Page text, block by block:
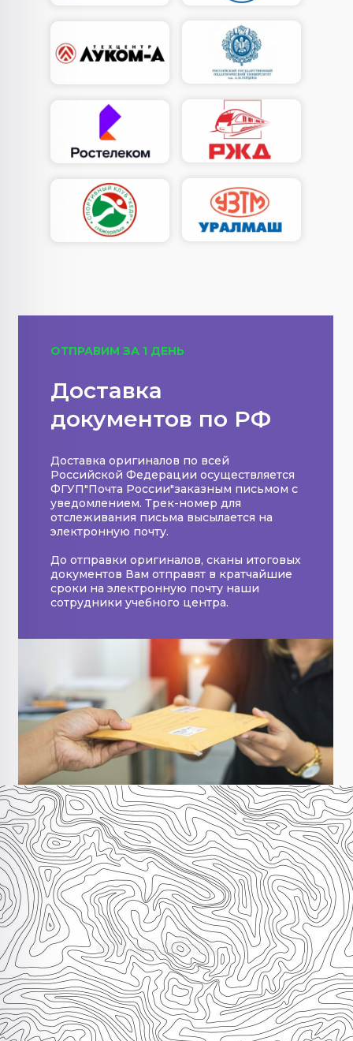
Доставка
документов по РФ
Доставка оригиналов по всей
Российской Федерации осуществляется
ФГУП"Почта России"заказным письмом с
уведомлением. Трек-номер для
отслеживания письма высылается на
электронную почту.
До отправки оригиналов, сканы итоговых
документов Вам отправят в кратчайшие
сроки на электронную почту наши
сотрудники учебного центра.
ОТПРАВИМ ЗА 1 ДЕНЬ